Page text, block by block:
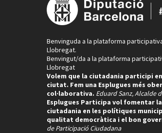
Benvinguda a la plataforma
Llobregat.
Benvingut/da a la plataforma
Llobregat
Volem que la ciutadania participi
ciutat. Fem una Esplugues més
col·laborativa. Eduard Sanz, Alcalde
Esplugues Participa vol fomentar
ciutadania en les polítiques
qualitat democràtica i el bon
de Participació Ciudadana